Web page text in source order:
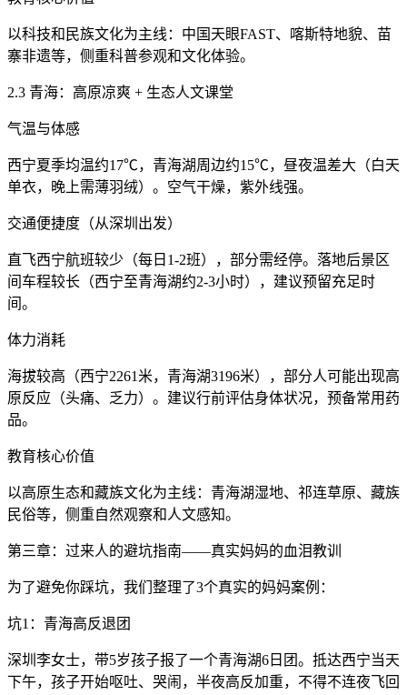
以科技和民族文化为主线：中国天眼FAST、喀斯特地貌、苗
寨非遗等，侧重科普参观和文化体验。
2.3 青海：高原凉爽 + 生态人文课堂
气温与体感
西宁夏季均温约17℃，青海湖周边约15℃，昼夜温差大（白天
单衣，晚上需薄羽绒）。空气干燥，紫外线强。
交通便捷度（从深圳出发）
直飞西宁航班较少（每日1-2班），部分需经停。落地后景区
间车程较长（西宁至青海湖约2-3小时），建议预留充足时
间。
体力消耗
海拔较高（西宁2261米，青海湖3196米），部分人可能出现高
原反应（头痛、乏力）。建议行前评估身体状况，预备常用药
品。
教育核心价值
以高原生态和藏族文化为主线：青海湖湿地、祁连草原、藏族
民俗等，侧重自然观察和人文感知。
第三章：过来人的避坑指南——真实妈妈的血泪教训
为了避免你踩坑，我们整理了3个真实的妈妈案例：
坑1：青海高反退团
深圳李女士，带5岁孩子报了一个青海湖6日团。抵达西宁当天
下午，孩子开始呕吐、哭闹，半夜高反加重，不得不连夜飞回